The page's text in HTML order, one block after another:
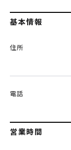
基本情報
住所
電話
営業時間